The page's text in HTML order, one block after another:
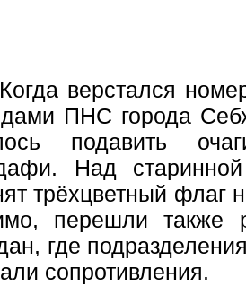
верстался
ПНС города
подавить
Над
трёхцветный флаг
перешли также
где
сопротивления.